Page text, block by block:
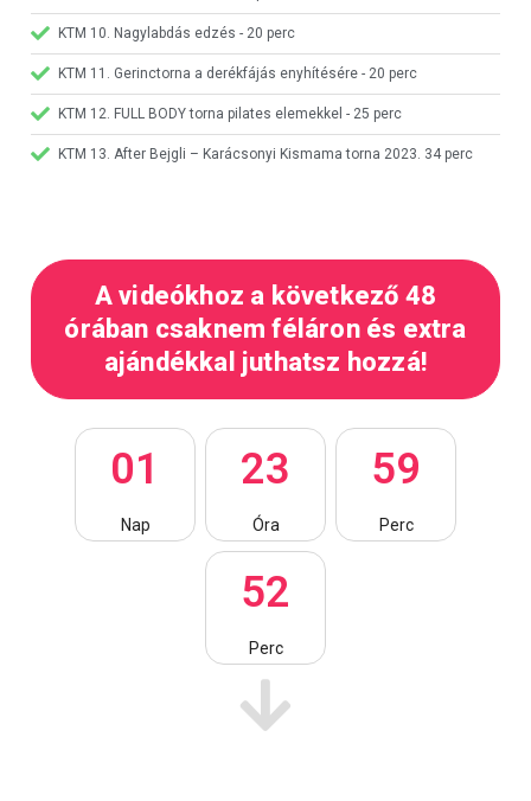
KTM 10. Nagylabdás edzés - 20 perc
KTM 11. Gerinctorna a derékfájás enyhítésére - 20 perc
KTM 12. FULL BODY torna pilates elemekkel - 25 perc
KTM 13. After Bejgli – Karácsonyi Kismama torna 2023. 34 perc
A videókhoz a következő 48
órában csaknem féláron és extra
ajándékkal juthatsz hozzá!
01
Nap
23
Óra
59
Perc
51
Perc